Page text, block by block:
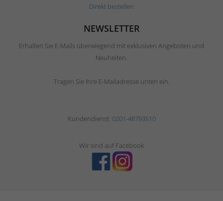
Direkt bestellen
NEWSLETTER
Erhalten Sie E-Mails überwiegend mit exklusiven Angeboten und
Neuheiten.
Tragen Sie Ihre E-Mailadresse unten ein.
Kundendienst: 0201-48793510
Wir sind auf Facebook